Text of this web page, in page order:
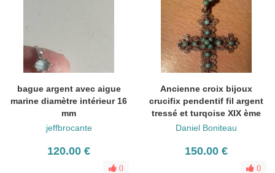
bague argent avec aigue
marine diamètre intérieur 16
mm
jeffbrocante
120.00 €
0
Ancienne croix bijoux
crucifix pendentif fil argent
tressé et turqoise XIX ème
Daniel Boniteau
150.00 €
0